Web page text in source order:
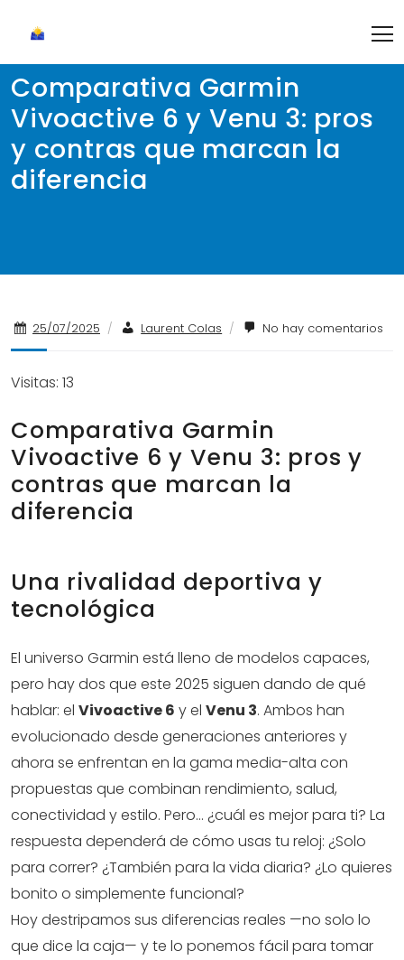
content
Comparativa Garmin
Vivoactive 6 y Venu 3: pros
y contras que marcan la
diferencia
25/07/2025 / Laurent Colas / No hay comentarios
Visitas: 13
Comparativa Garmin
Vivoactive 6 y Venu 3: pros y
contras que marcan la
diferencia
Una rivalidad deportiva y
tecnológica
El universo Garmin está lleno de modelos capaces,
pero hay dos que este 2025 siguen dando de qué
hablar: el Vivoactive 6 y el Venu 3. Ambos han
evolucionado desde generaciones anteriores y
ahora se enfrentan en la gama media-alta con
propuestas que combinan rendimiento, salud,
conectividad y estilo. Pero… ¿cuál es mejor para ti? La
respuesta dependerá de cómo usas tu reloj: ¿Solo
para correr? ¿También para la vida diaria? ¿Lo quieres
bonito o simplemente funcional?
Hoy destripamos sus diferencias reales —no solo lo
que dice la caja— y te lo ponemos fácil para tomar